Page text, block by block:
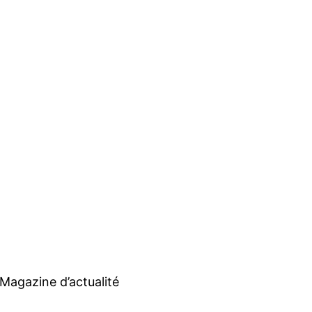
Magazine d’actualité